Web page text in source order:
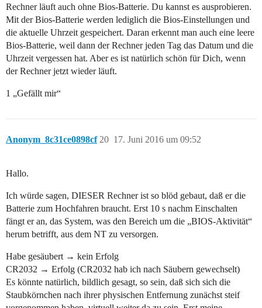
Rechner läuft auch ohne Bios-Batterie. Du kannst es ausprobieren.
Mit der Bios-Batterie werden lediglich die Bios-Einstellungen und
die aktuelle Uhrzeit gespeichert. Daran erkennt man auch eine leere
Bios-Batterie, weil dann der Rechner jeden Tag das Datum und die
Uhrzeit vergessen hat. Aber es ist natürlich schön für Dich, wenn
der Rechner jetzt wieder läuft.
1 „Gefällt mir“
Anonym_8c31ce0898cf 17. Juni 2016 um 09:52
20
Hallo.
Ich würde sagen, DIESER Rechner ist so blöd gebaut, daß er die
Batterie zum Hochfahren braucht. Erst 10 s nachm Einschalten
fängt er an, das System, was den Bereich um die „BIOS-Aktivität“
herum betrifft, aus dem NT zu versorgen.
Habe gesäubert → kein Erfolg
CR2032 → Erfolg (CR2032 hab ich nach Säubern gewechselt)
Es könnte natürlich, bildlich gesagt, so sein, daß sich sich die
Staubkörnchen nach ihrer physischen Entfernung zunächst steif